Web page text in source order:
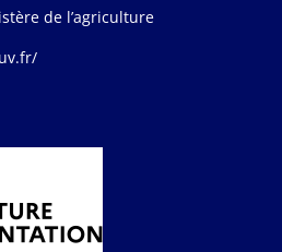
de l’agriculture